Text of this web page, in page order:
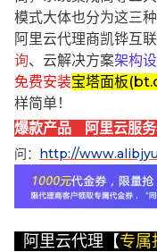
模式大体也分为这三种
阿里云代理商凯铧互
询、云解决方案架构
免费安装宝塔面板
样简单！
爆款产品 阿里云服
问： http://
阿里云代理【专属